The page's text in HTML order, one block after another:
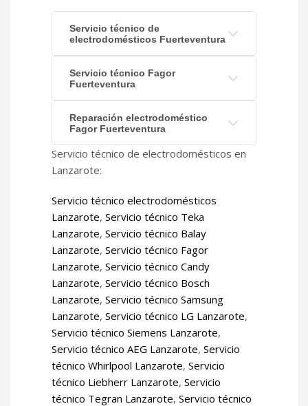
Servicio técnico de
electrodomésticos Fuerteventura
Servicio técnico Fagor
Fuerteventura
Reparación electrodoméstico
Fagor Fuerteventura
Servicio técnico de electrodomésticos en
Lanzarote:
Servicio técnico electrodomésticos
Lanzarote, Servicio técnico Teka
Lanzarote, Servicio técnico Balay
Lanzarote, Servicio técnico Fagor
Lanzarote, Servicio técnico Candy
Lanzarote, Servicio técnico Bosch
Lanzarote, Servicio técnico Samsung
Lanzarote, Servicio técnico LG Lanzarote,
Servicio técnico Siemens Lanzarote,
Servicio técnico AEG Lanzarote, Servicio
técnico Whirlpool Lanzarote, Servicio
técnico Liebherr Lanzarote, Servicio
técnico Tegran Lanzarote, Servicio técnico